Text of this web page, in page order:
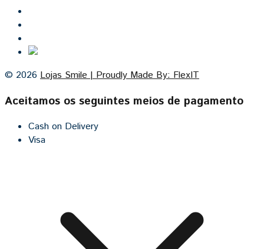
© 2026 Lojas Smile | Proudly Made By: FlexIT
Aceitamos os seguintes meios de pagamento
Cash on Delivery
Visa